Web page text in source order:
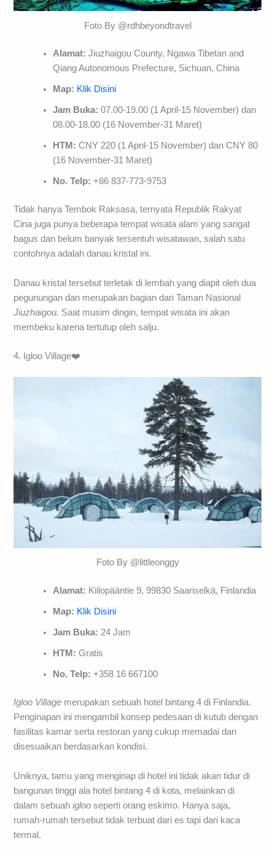
Foto By @rdhbeyondtravel
Alamat:Jiuzhaigou County, Ngawa Tibetan and
Qiang Autonomous Prefecture, Sichuan, China
Map: Klik Disini
Jam Buka:07.00-19.00 (1 April-15 November) dan
08.00-18.00 (16 November-31 Maret)
HTM:CNY 220 (1 April-15 November) dan CNY 80
(16 November-31 Maret)
No. Telp:+86 837-773-9753
Tidak hanya Tembok Raksasa, ternyata Republik Rakyat
Cina juga punya beberapa tempat wisata alam yang sangat
bagus dan belum banyak tersentuh wisatawan, salah satu
contohnya adalah danau kristal ini.
Danau kristal tersebut terletak di lembah yang diapit oleh dua
pegunungan dan merupakan bagian dari Taman Nasional
Jiuzhaigou. Saat musim dingin, tempat wisata ini akan
membeku karena tertutup oleh salju.
4. Igloo Village❤️
Foto By @littleonggy
Alamat: Kiilopääntie 9, 99830 Saariselkä, Finlandia
Map: Klik Disini
Jam Buka:24 Jam
HTM:Gratis
No. Telp:+358 16 667100
Igloo Village merupakan sebuah hotel bintang 4 di Finlandia.
Penginapan ini mengambil konsep pedesaan di kutub dengan
fasilitas kamar serta restoran yang cukup memadai dan
disesuaikan berdasarkan kondisi.
Uniknya, tamu yang menginap di hotel ini tidak akan tidur di
bangunan tinggi ala hotel bintang 4 di kota, melainkan di
dalam sebuahigloo seperti orang eskimo. Hanya saja,
rumah-rumah tersebut tidak terbuat dari es tapi dari kaca
termal.